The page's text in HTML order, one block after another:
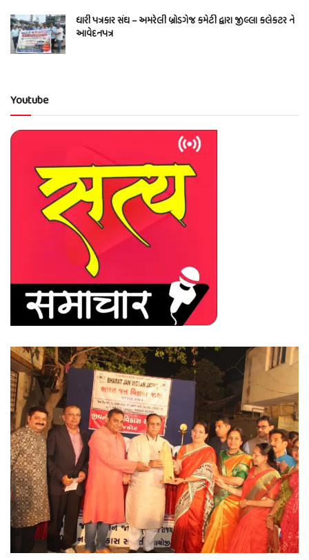
ધારી પત્રકાર સંઘ – અમરેલી બ્રોડગેજ કમેટી દ્વારા જીલ્લા કલેકટર ને
આવેદનપત્ર
Youtube